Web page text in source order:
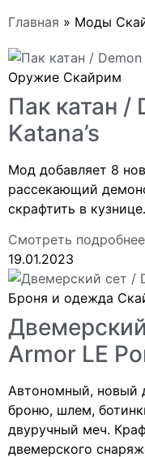
Главная » Моды
Оружие Скайрим
Пак катан /
Katana’s
Мод добавляет 8
рассекающий
скрафтить в
Смотреть
19.01.2023
Броня и одежда
Armor LE
Автономный, новый
броню, шлем,
двуручный меч.
двемерского